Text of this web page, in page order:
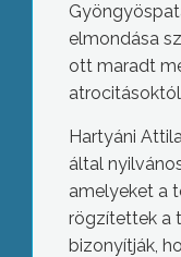
elmondása
ott maradt
Hartyáni
által
amelyeket a
rögzítettek a
bizonyítják,